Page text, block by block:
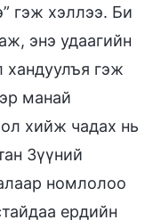
гэж хэллээ. Би
энэ удаагийн
хандуулъя гэж
манай
хийж чадах нь
Зүүний
номлолоо
ердийн